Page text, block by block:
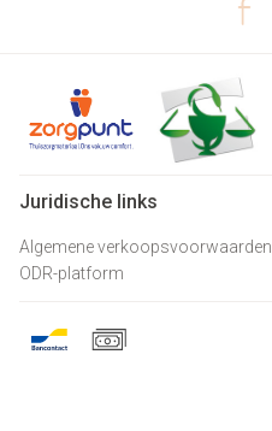
Juridische links
Algemene verkoopsvoorwaarden
ODR-platform